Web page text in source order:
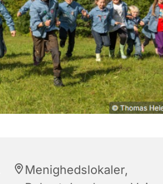
Menighedslokaler,